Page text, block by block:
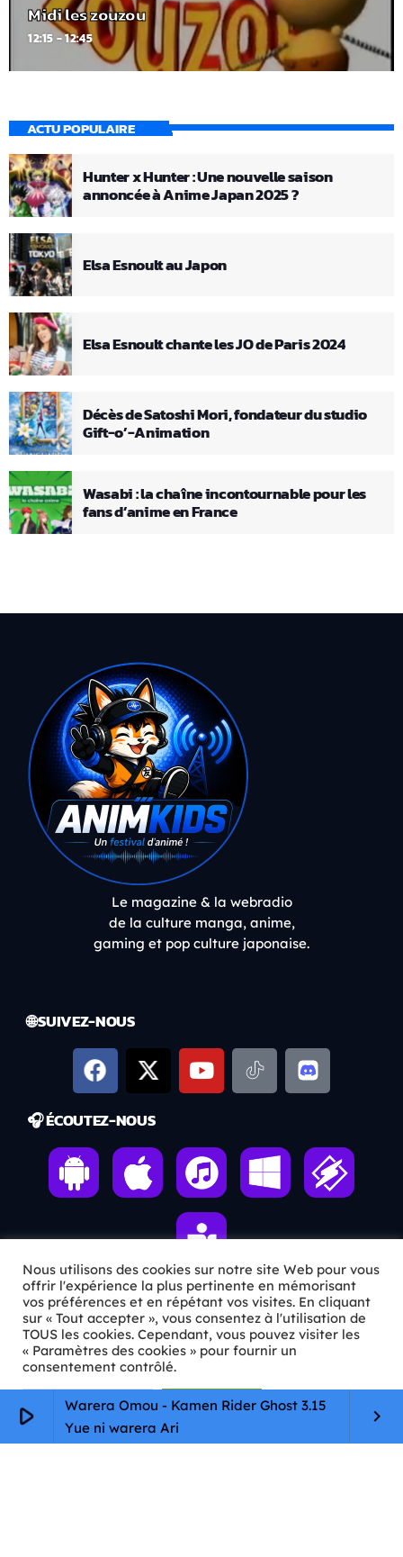
play_arrow
Warera Omou - Kamen Rider Ghost 3.15
Yue ni warera Ari
keyboard_arrow_right
Midi les zouzou
12:15 - 12:45
ACTU POPULAIRE
Hunter x Hunter : Une nouvelle saison
annoncée à Anime Japan 2025 ?
Elsa Esnoult au Japon
Elsa Esnoult chante les JO de Paris 2024
Décès de Satoshi Mori, fondateur du studio
Gift-o’-Animation
Wasabi : la chaîne incontournable pour les
fans d’anime en France
Le magazine & la webradio
de la culture manga, anime,
gaming et pop culture japonaise.
🌐 SUIVEZ-NOUS
🎧 ÉCOUTEZ-NOUS
ℹ️ INFOS PRATIQUES
✉️Contact
🦊Qui sommes-nous ?
📄
Mentions légales
Nous utilisons des cookies sur notre site Web pour vous
offrir l'expérience la plus pertinente en mémorisant
vos préférences et en répétant vos visites. En cliquant
sur « Tout accepter », vous consentez à l'utilisation de
TOUS les cookies. Cependant, vous pouvez visiter les
« Paramètres des cookies » pour fournir un
consentement contrôlé.
Paramètres Cookie Tout accepter